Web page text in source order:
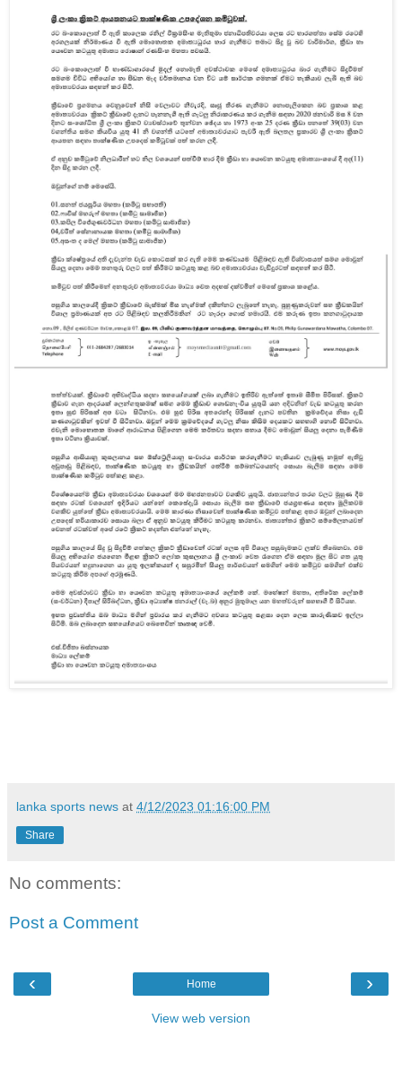
lanka sports news at 4/12/2023 01:16:00 PM
Share
No comments:
Post a Comment
‹ ›
Home
View web version